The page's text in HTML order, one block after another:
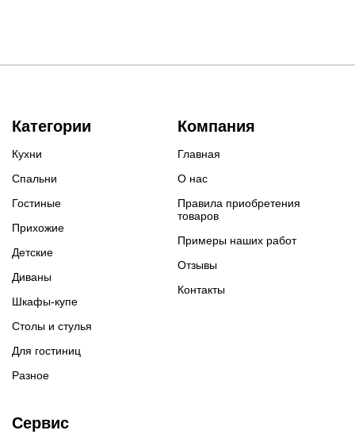
Категории
Кухни
Спальни
Гостиные
Прихожие
Детские
Диваны
Шкафы-купе
Столы и стулья
Для гостиниц
Разное
Компания
Главная
О нас
Правила приобретения
товаров
Примеры наших работ
Отзывы
Контакты
Сервис